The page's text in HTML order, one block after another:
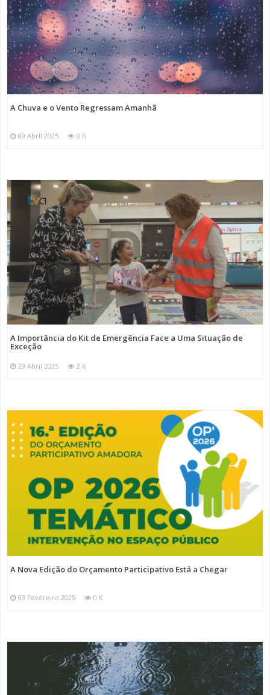
A Chuva e o Vento Regressam Amanhã
09 Abril 2025 0 K
A Importância do Kit de Emergência Face a Uma Situação de
Exceção
29 Abril 2025 2 K
A Nova Edição do Orçamento Participativo Está a Chegar
03 Fevereiro 2025 0 K